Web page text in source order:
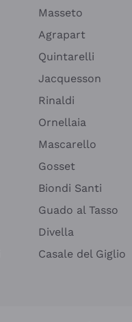
Masseto
Agrapart
Quintarelli
Jacquesson
Rinaldi
Ornellaia
Mascarello
Gosset
Biondi Santi
Guado al Tasso
Divella
Casale del Giglio